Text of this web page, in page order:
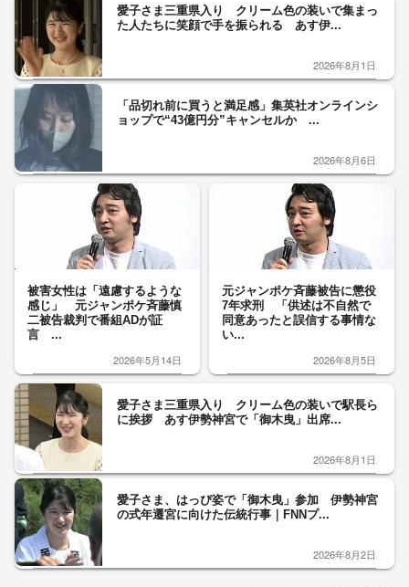
愛子さま三重県入り クリーム色の装いで集まっ
た人たちに笑顔で手を振られる あす伊...
2026年8月1日
「品切れ前に買うと満足感」集英社オンラインシ
ョップで“43億円分”キャンセルか ...
2026年8月6日
被害女性は「遠慮するような
感じ」 元ジャンポケ斉藤慎
二被告裁判で番組ADが証
言 ...
2026年5月14日
元ジャンポケ斉藤被告に懲役
7年求刑 「供述は不自然で
同意あったと誤信する事情な
い...
2026年8月5日
愛子さま三重県入り クリーム色の装いで駅長ら
に挨拶 あす伊勢神宮で「御木曳」出席...
2026年8月1日
愛子さま、はっぴ姿で「御木曳」参加 伊勢神宮
の式年遷宮に向けた伝統行事｜FNNプ...
2026年8月2日